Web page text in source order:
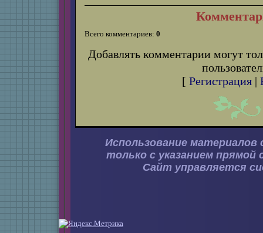
Всего комментариев: 0
Добавлять комментарии могут
[ Регистрация |
Использование материалов
только с указанием прямой
Сайт управляется